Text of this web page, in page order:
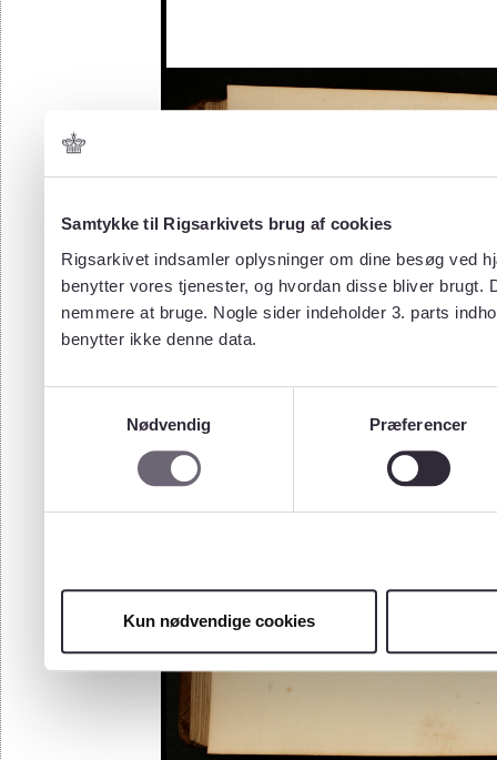
Samtykke til Rigsarkivets brug af cookies
Rigsarkivet indsamler oplysninger om dine besøg ved
benytter vores tjenester, og hvordan disse bliver
nemmere at bruge. Nogle sider indeholder 3. parts
benytter ikke denne data.
Nødvendig
Præferencer
Kun nødvendige cookies